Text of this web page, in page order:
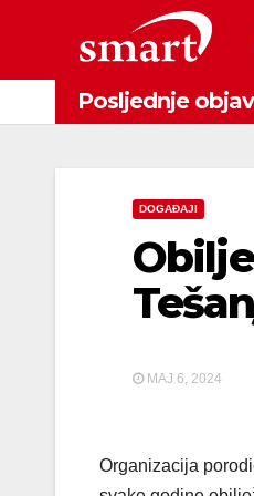
content
Posljednje
za zaštitu okoliša
DOGAĐAJI
MAJ 6, 2024
Organizacija